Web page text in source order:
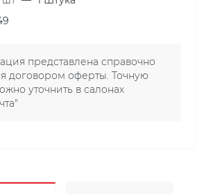
представлена справочно
договором оферты. Точную
уточнить в салонах